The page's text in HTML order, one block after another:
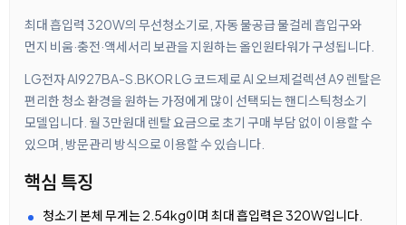
최대 흡입력 320W의 무선청소기로, 자동 물공급 물걸레 흡입구와
먼지 비움·충전·액세서리 보관을 지원하는 올인원타워가 구성됩니다.
LG전자 AI927BA-S.BKOR LG 코드제로 AI 오브제컬렉션 A9 렌탈은
편리한 청소 환경을 원하는 가정에게 많이 선택되는 핸디스틱청소기
모델입니다. 월 3만원대 렌탈 요금으로 초기 구매 부담 없이 이용할 수
있으며, 방문관리 방식으로 이용할 수 있습니다.
핵심 특징
청소기 본체 무게는 2.54kg이며 최대 흡입력은 320W입니다.